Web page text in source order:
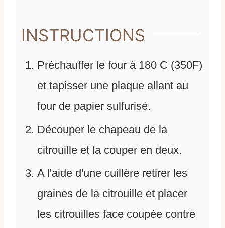
INSTRUCTIONS
Préchauffer le four à 180 C (350F)
et tapisser une plaque allant au
four de papier sulfurisé.
Découper le chapeau de la
citrouille et la couper en deux.
A l'aide d'une cuillère retirer les
graines de la citrouille et placer
les citrouilles face coupée contre